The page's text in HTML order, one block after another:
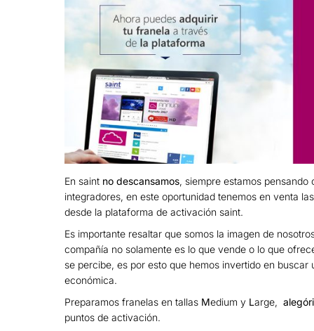
En saintno descansamos, siempre estamos
integradores, en este oportunidad tenemos en venta
desde la plataforma de activación saint.
Es importante resaltar que somos la imagen de
compañía no solamente es lo que vende o lo que
se percibe, es por esto que hemos invertido en
económica.
Preparamos franelas en tallas Medium y Large,
puntos de activación.